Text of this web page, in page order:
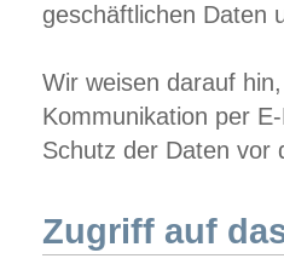
geschäftlichen Daten
Wir weisen darauf
Kommunikation per
Schutz der Daten vor
Zugriff auf